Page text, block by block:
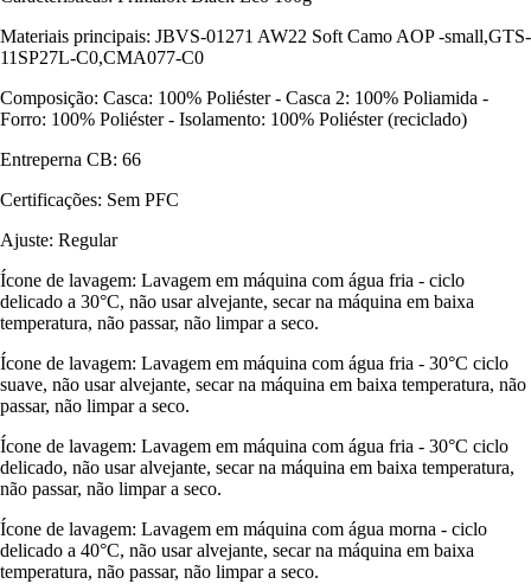
Materiais principais: JBVS-01271 AW22 Soft Camo AOP -small,GTS-
11SP27L-C0,CMA077-C0
Composição: Casca: 100% Poliéster - Casca 2: 100% Poliamida -
Forro: 100% Poliéster - Isolamento: 100% Poliéster (reciclado)
Entreperna CB: 66
Certificações: Sem PFC
Ajuste: Regular
Ícone de lavagem: Lavagem em máquina com água fria - ciclo
delicado a 30°C, não usar alvejante, secar na máquina em baixa
temperatura, não passar, não limpar a seco.
Ícone de lavagem: Lavagem em máquina com água fria - 30°C ciclo
suave, não usar alvejante, secar na máquina em baixa temperatura, não
passar, não limpar a seco.
Ícone de lavagem: Lavagem em máquina com água fria - 30°C ciclo
delicado, não usar alvejante, secar na máquina em baixa temperatura,
não passar, não limpar a seco.
Ícone de lavagem: Lavagem em máquina com água morna - ciclo
delicado a 40°C, não usar alvejante, secar na máquina em baixa
temperatura, não passar, não limpar a seco.